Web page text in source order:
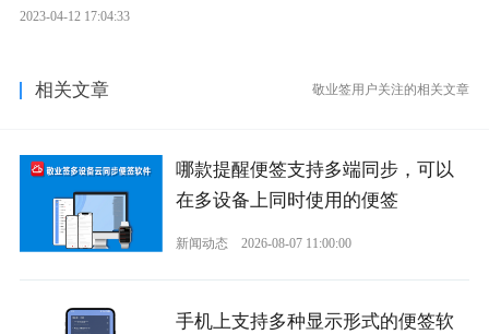
2023-04-12 17:04:33
相关文章 敬业签用户关注的相关文章
哪款提醒便签支持多端同步，可以
在多设备上同时使用的便签
新闻动态 2026-08-07 11:00:00
手机上支持多种显示形式的便签软